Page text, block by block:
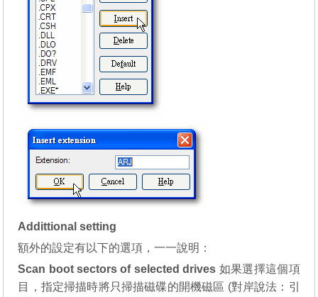
Addittional setting
額外的設定有以下的選項，一一說明：
Scan boot sectors of selected drives 如果選擇這個項
目，指定掃描時將只掃描磁碟的開機磁區 (對岸說法：引